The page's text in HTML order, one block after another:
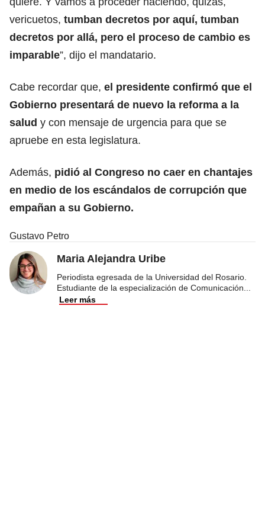
vericuetos, tumban decretos por aquí, tumban
decretos por allá, pero el proceso de cambio es
imparable”, dijo el mandatario.
Cabe recordar que, el presidente confirmó que el
Gobierno presentará de nuevo la reforma a la
salud y con mensaje de urgencia para que se
apruebe en esta legislatura.
Además, pidió al Congreso no caer en chantajes
en medio de los escándalos de corrupción que
empañan a su Gobierno.
Gustavo Petro
Maria Alejandra Uribe
Periodista egresada de la Universidad del Rosario.
Estudiante de la especialización de Comunicación
Leer más